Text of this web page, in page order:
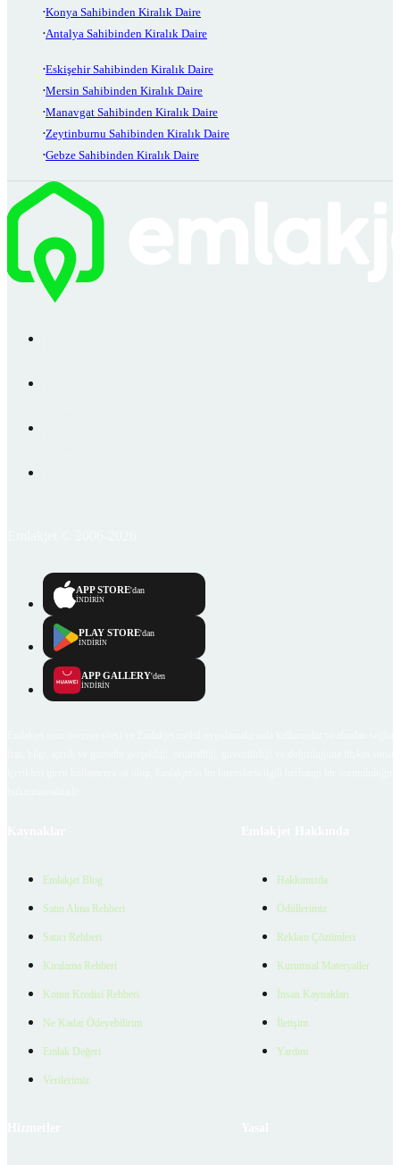
Konya Sahibinden Kiralık Daire
Antalya Sahibinden Kiralık Daire
Eskişehir Sahibinden Kiralık Daire
Mersin Sahibinden Kiralık Daire
Manavgat Sahibinden Kiralık Daire
Zeytinburnu Sahibinden Kiralık Daire
Gebze Sahibinden Kiralık Daire
APP STORE'dan
İNDİRİN
PLAY STORE'dan
İNDİRİN
APP GALLERY'den
İNDİRİN
Emlakjet Blog
Satın Alma Rehberi
Satıcı Rehberi
Kiralama Rehberi
Konut Kredisi Rehberi
Ne Kadar Ödeyebilirim
Emlak Değeri
Verilerimiz
Hakkımızda
Ödüllerimiz
Reklam Çözümleri
Kurumsal Materyaller
İnsan Kaynakları
İletişim
Yardım